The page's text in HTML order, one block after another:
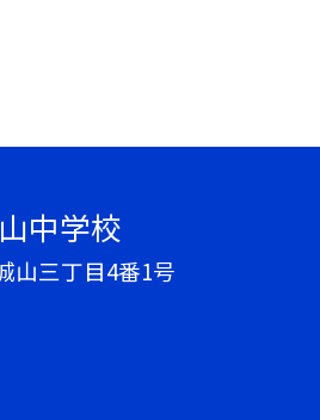
中学校
山三丁目4番1号